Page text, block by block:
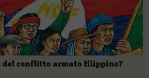
del conflitto armato filippino?